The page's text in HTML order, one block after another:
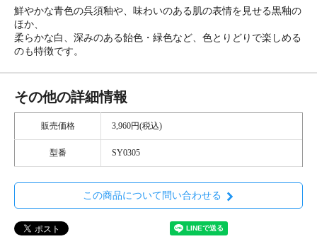
鮮やかな青色の呉須釉や、味わいのある肌の表情を見せる黒釉の
ほか、
柔らかな白、深みのある飴色・緑色など、色とりどりで楽しめる
のも特徴です。
その他の詳細情報
販売価格 3,960円(税込)
型番 SY0305
この商品について問い合わせる